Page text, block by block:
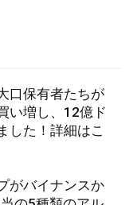
口保有者たちが
い増し、12億ド
した！詳細はこ
がバイナンスか